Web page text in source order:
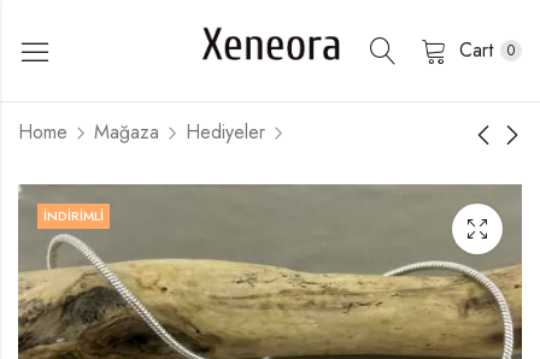
Cart 0
Home Mağaza Hediyeler
İNDIRIMLI